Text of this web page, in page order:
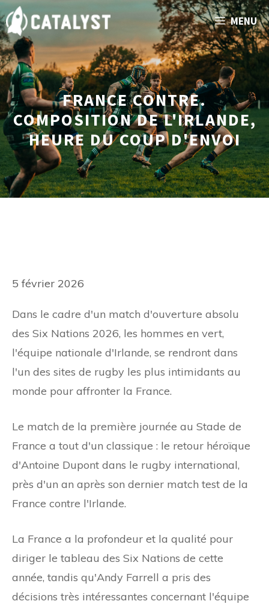
Aller
au
contenu
MENU
FRANCE CONTRE.
COMPOSITION DE L'IRLANDE,
HEURE DU COUP D'ENVOI
5 février 2026
Dans le cadre d'un match d'ouverture absolu
des Six Nations 2026, les hommes en vert,
l'équipe nationale d'Irlande, se rendront dans
l'un des sites de rugby les plus intimidants au
monde pour affronter la France.
Le match de la première journée au Stade de
France a tout d'un classique : le retour héroïque
d'Antoine Dupont dans le rugby international,
près d'un an après son dernier match test de la
France contre l'Irlande.
La France a la profondeur et la qualité pour
diriger le tableau des Six Nations de cette
année, tandis qu'Andy Farrell a pris des
décisions très intéressantes concernant l'équipe